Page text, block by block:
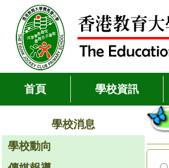
首頁 學校資訊
學校消息
學校動向